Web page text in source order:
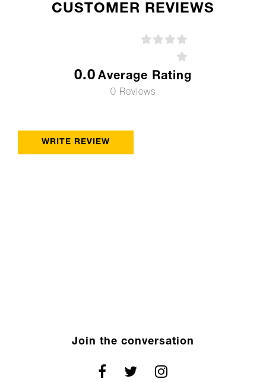
CUSTOMER REVIEWS
0.0 Average Rating
0 Reviews
WRITE REVIEW
Join the conversation